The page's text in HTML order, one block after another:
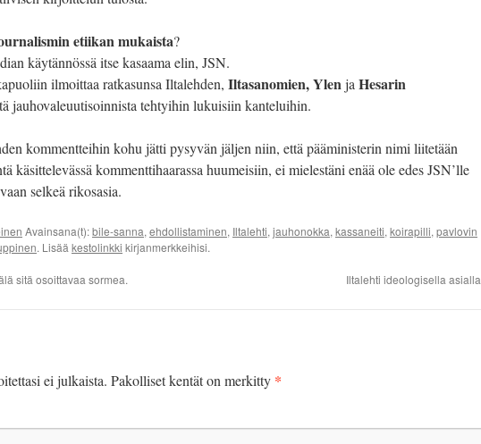
etiikan mukaista?
käytännössä itse kasaama elin, JSN.
ilmoittaa ratkasunsa Iltalehden, Iltasanomien, Ylenja Hesarin
jauhovaleuutisoinnista tehtyihin lukuisiin kanteluihin.
kommentteihin kohu jätti pysyvän jäljen niin, että pääministerin nimi liitetään
käsittelevässä kommenttihaarassa huumeisiin, ei mielestäni enää ole edes JSN’lle
selkeä rikosasia.
Avainsana(t):bile-sanna, ehdollistaminen, Iltalehti, jauhonokka, kassaneiti, koirapilli, pavlovin
. Lisää kestolinkki kirjanmerkkeihisi.
sitä osoittavaa sormea. Iltalehti ideologisella asialla
ei julkaista. Pakolliset kentät on merkitty *